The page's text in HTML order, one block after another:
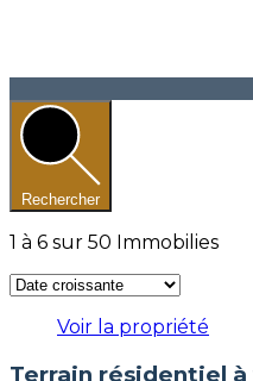
Rechercher
1 à 6 sur 50 Immobilies
Voir la propriété
Terrain résidentiel